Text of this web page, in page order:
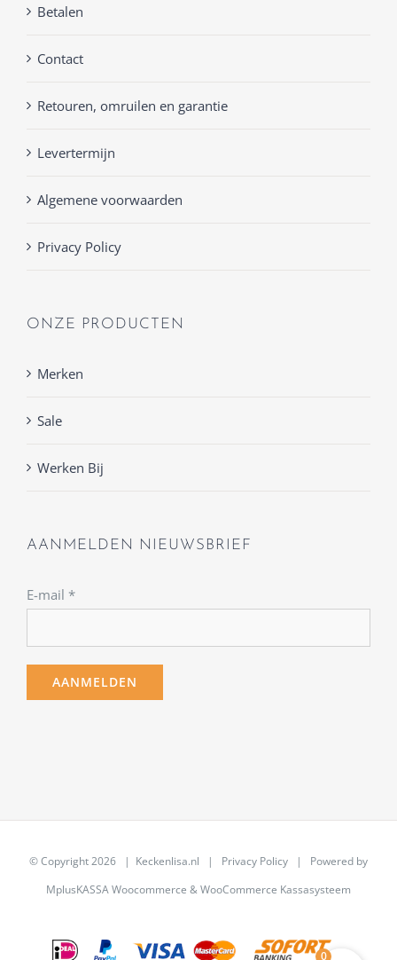
Betalen
Contact
Retouren, omruilen en garantie
Levertermijn
Algemene voorwaarden
Privacy Policy
ONZE PRODUCTEN
Merken
Sale
Werken Bij
AANMELDEN NIEUWSBRIEF
E-mail *
© Copyright2026 | Keckenlisa.nl | Privacy Policy | Powered by
MplusKASSA Woocommerce &WooCommerce Kassasysteem
0